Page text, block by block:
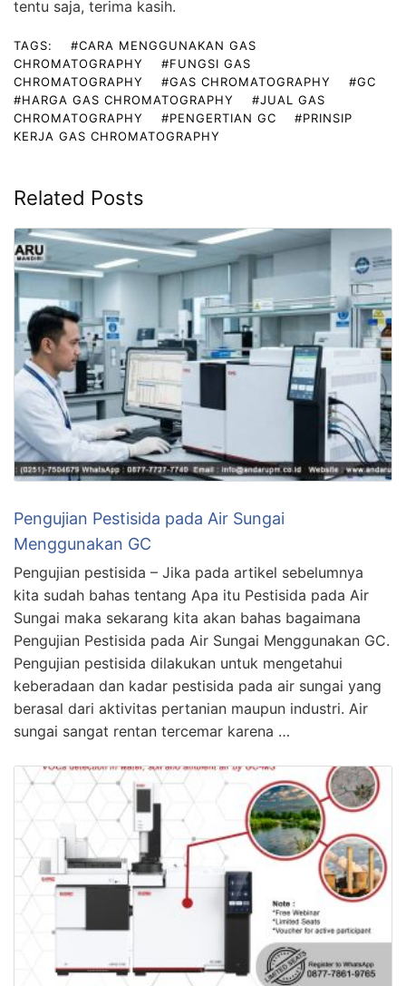
tentu saja, terima kasih.
TAGS:
#CARA MENGGUNAKAN GAS
CHROMATOGRAPHY
#FUNGSI GAS
CHROMATOGRAPHY
#GAS CHROMATOGRAPHY
#GC
#HARGA GAS CHROMATOGRAPHY
#JUAL GAS
CHROMATOGRAPHY
#PENGERTIAN GC
#PRINSIP
KERJA GAS CHROMATOGRAPHY
Related Posts
Pengujian Pestisida pada Air Sungai
Menggunakan GC
Pengujian pestisida – Jika pada artikel sebelumnya
kita sudah bahas tentang Apa itu Pestisida pada Air
Sungai maka sekarang kita akan bahas bagaimana
Pengujian Pestisida pada Air Sungai Menggunakan GC.
Pengujian pestisida dilakukan untuk mengetahui
keberadaan dan kadar pestisida pada air sungai yang
berasal dari aktivitas pertanian maupun industri. Air
sungai sangat rentan tercemar karena …